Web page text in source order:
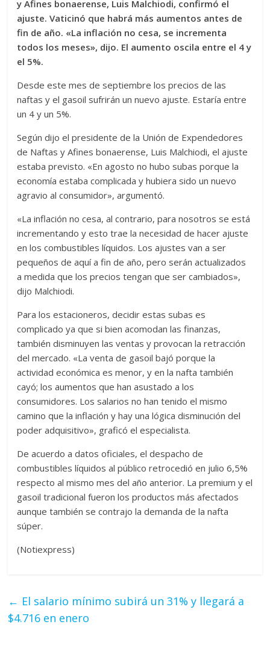
y Afines bonaerense, Luis Malchiodi, confirmó el
ajuste. Vaticinó que habrá más aumentos antes de
fin de año. «La inflación no cesa, se incrementa
todos los meses», dijo. El aumento oscila entre el 4 y
el 5%.
Desde este mes de septiembre los precios de las
naftas y el gasoil sufrirán un nuevo ajuste. Estaría entre
un 4 y un 5%.
Según dijo el presidente de la Unión de Expendedores
de Naftas y Afines bonaerense, Luis Malchiodi, el ajuste
estaba previsto. «En agosto no hubo subas porque la
economía estaba complicada y hubiera sido un nuevo
agravio al consumidor», argumentó.
«La inflación no cesa, al contrario, para nosotros se está
incrementando y esto trae la necesidad de hacer ajuste
en los combustibles líquidos. Los ajustes van a ser
pequeños de aquí a fin de año, pero serán actualizados
a medida que los precios tengan que ser cambiados»,
dijo Malchiodi.
Para los estacioneros, decidir estas subas es
complicado ya que si bien acomodan las finanzas,
también disminuyen las ventas y provocan la retracción
del mercado. «La venta de gasoil bajó porque la
actividad económica es menor, y en la nafta también
cayó; los aumentos que han asustado a los
consumidores. Los salarios no han tenido el mismo
camino que la inflación y hay una lógica disminución del
poder adquisitivo», graficó el especialista.
De acuerdo a datos oficiales, el despacho de
combustibles líquidos al público retrocedió en julio 6,5%
respecto al mismo mes del año anterior. La premium y el
gasoil tradicional fueron los productos más afectados
aunque también se contrajo la demanda de la nafta
súper.
(Notiexpress)
← El salario mínimo subirá un 31% y llegará a
$4.716 en enero